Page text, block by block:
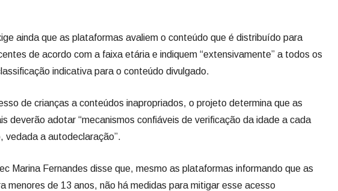
ainda que as plataformas avaliem o conteúdo que é distribuído para
de acordo com a faixa etária e indiquem “extensivamente” a todos os
indicativa para o conteúdo divulgado.
de crianças a conteúdos inapropriados, o projeto determina que as
deverão adotar “mecanismos confiáveis de verificação da idade a cada
vedada a autodeclaração”.
Marina Fernandes disse que, mesmo as plataformas informando que as
menores de 13 anos, não há medidas para mitigar esse acesso